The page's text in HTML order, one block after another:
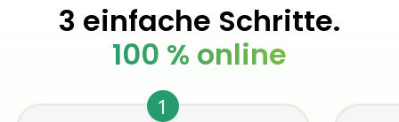
3 einfache Schritte.
100 % online
1